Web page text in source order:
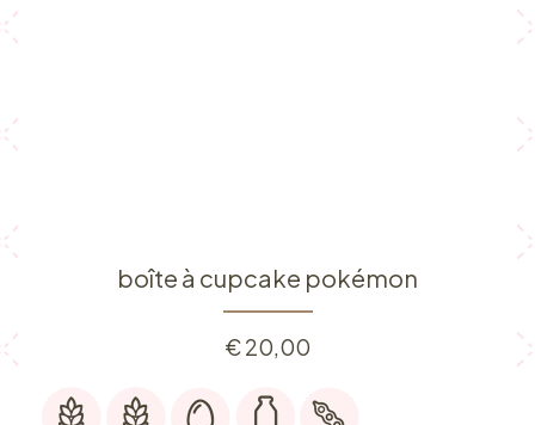
boîte à cupcake pokémon
€20,00